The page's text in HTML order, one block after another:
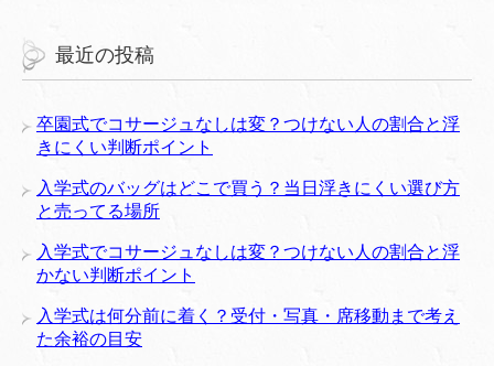
最近の投稿
卒園式でコサージュなしは変？つけない人の割合と浮
きにくい判断ポイント
入学式のバッグはどこで買う？当日浮きにくい選び方
と売ってる場所
入学式でコサージュなしは変？つけない人の割合と浮
かない判断ポイント
入学式は何分前に着く？受付・写真・席移動まで考え
た余裕の目安